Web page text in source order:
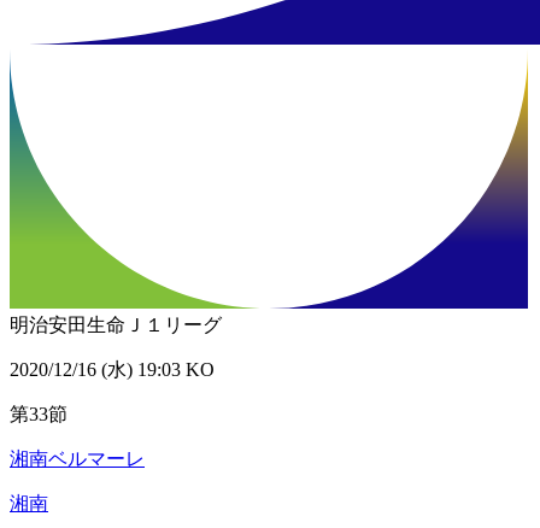
明治安田生命Ｊ１リーグ
2020/12/16 (水) 19:03 KO
第33節
湘南ベルマーレ
湘南